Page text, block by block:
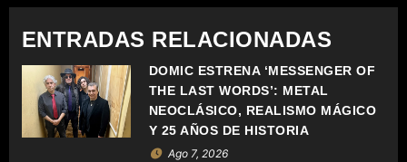
G
A
C
I
ENTRADAS RELACIONADAS
DOMIC ESTRENA ‘MESSENGER OF
THE LAST WORDS’: METAL
NEOCLÁSICO, REALISMO MÁGICO
Y 25 AÑOS DE HISTORIA
Ago 7, 2026